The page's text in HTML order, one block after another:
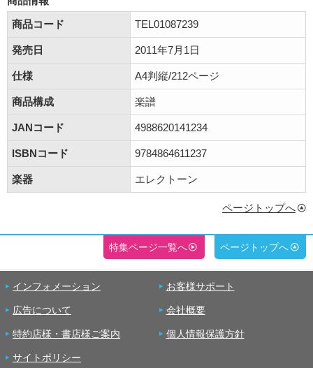
商品コード
TEL01087239
発売日 2011年7月1日
仕様 A4判縦/212ページ
商品構成 楽譜
JANコード 4988620141234
ISBNコード 9784864611237
楽器 エレクトーン
ページトップへ
特集ページ一覧へ ページトップへ
インフォメーション お客様サポート
広告について 会社概要
特約店様・書店様ご案内 個人情報保護方針
サイトポリシー